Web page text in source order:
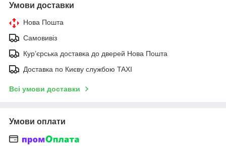
Умови доставки
Нова Пошта
Самовивіз
Курʼєрська доставка до дверей Нова Пошта
Доставка по Києву службою TAXI
Всі умови доставки
Умови оплати